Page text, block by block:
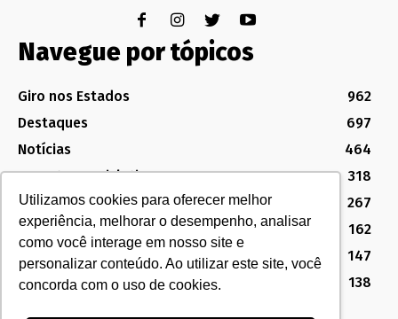
Utilizamos cookies para oferecer melhor
experiência, melhorar o desempenho, analisar
como você interage em nosso site e
personalizar conteúdo. Ao utilizar este site, você
concorda com o uso de cookies.
Navegue por tópicos
Giro nos Estados
962
Destaques
697
Notícias
464
Assuntos Legislativos
318
Política Sindical e Institucional
267
Destaques do Legislativo
162
Notícias do Congresso
147
MG
138